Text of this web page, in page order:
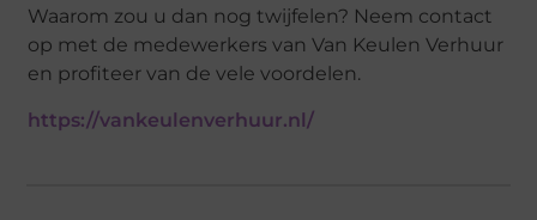
Waarom zou u dan nog twijfelen? Neem contact
op met de medewerkers van Van Keulen Verhuur
en profiteer van de vele voordelen.
https://vankeulenverhuur.nl/